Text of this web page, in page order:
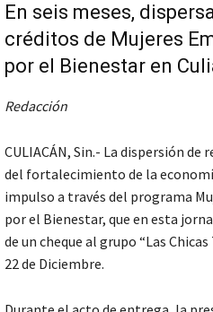
En seis meses,
créditos de Mujeres
por el Bienestar en
Redacción
CULIACÁN, Sin.- La dispersión de
del fortalecimiento de la
impulso a través del programa
por el Bienestar, que en esta
de un cheque al grupo “Las
22 de Diciembre.